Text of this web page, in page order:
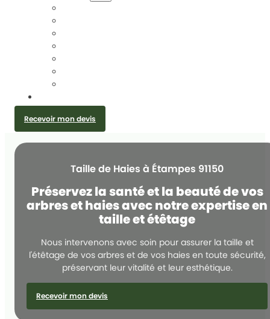
Recevoir mon devis
Taille de Haies à Étampes 91150
Préservez la santé et la beauté de vos
arbres et haies avec notre expertise en
taille et étêtage
Nous intervenons avec soin pour assurer la taille et
l'étêtage de vos arbres et de vos haies en toute sécurité,
préservant leur vitalité et leur esthétique.
Recevoir mon devis